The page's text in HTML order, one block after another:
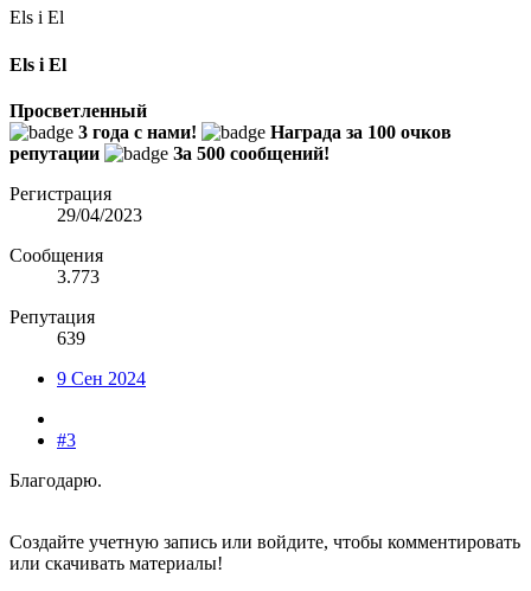
Els i El
Els i El
Просветленный
3 года с нами!
Награда за 100 очков
репутации
За 500 сообщений!
Регистрация
29/04/2023
Сообщения
3.773
Репутация
639
9 Сен 2024
#3
Благодарю.
Создайте учетную запись или войдите, чтобы комментировать
или скачивать материалы!